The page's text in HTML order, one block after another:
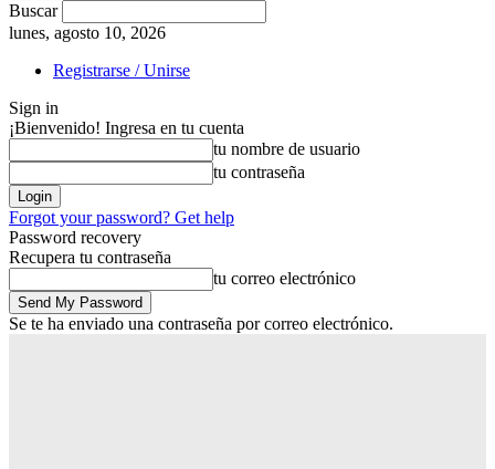
Buscar
lunes, agosto 10, 2026
Registrarse / Unirse
Sign in
¡Bienvenido! Ingresa en tu cuenta
tu nombre de usuario
tu contraseña
Forgot your password? Get help
Password recovery
Recupera tu contraseña
tu correo electrónico
Se te ha enviado una contraseña por correo electrónico.